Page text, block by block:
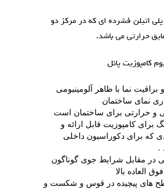
اتیلن فشرده ای که در مرکز دو
حرارتی می باشد.
کامپوزيت پانل
نما با ظاهر آلومینیومی
نمای ساختمان
و حرارتی برای ساختمان است
برای کامپوزیت قابل ارائه و
که برای دکوراسیون داخلی
.
در مقابل شرایط جوی گوناگون
العاده بالا
های پیچیده در قوس و شکست و